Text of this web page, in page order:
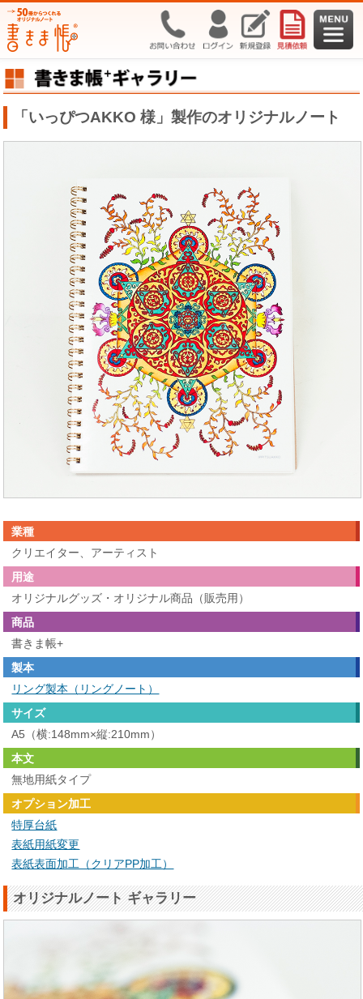
「いっぴつAKKO 様」製作のオリジナルノート
業種
クリエイター、アーティスト
用途
オリジナルグッズ・オリジナル商品（販売用）
商品
書きま帳+
製本
リング製本（リングノート）
サイズ
A5（横:148mm×縦:210mm）
本文
無地用紙タイプ
オプション加工
特厚台紙
表紙用紙変更
表紙表面加工（クリアPP加工）
オリジナルノート ギャラリー